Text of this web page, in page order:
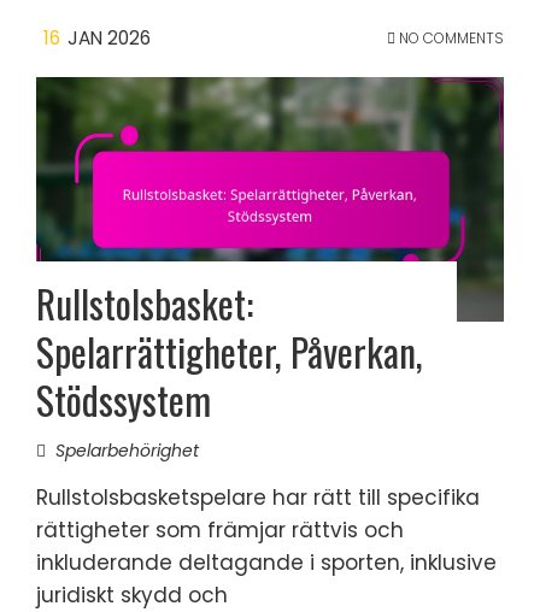
16 JAN 2026 NO COMMENTS
Rullstolsbasket:
Spelarrättigheter, Påverkan,
Stödssystem
Spelarbehörighet
Rullstolsbasketspelare har rätt till specifika
rättigheter som främjar rättvis och
inkluderande deltagande i sporten, inklusive
juridiskt skydd och